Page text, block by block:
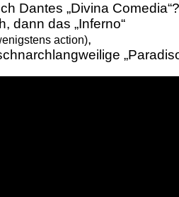
Dantes „Divina Comedia“?
dann das „Inferno“
action),